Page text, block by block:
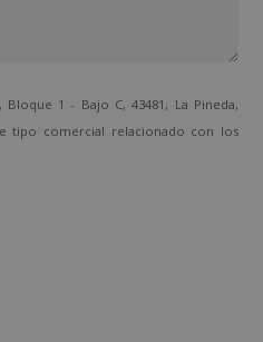
Bloque 1 - Bajo C, 43481, La Pineda,
tipo comercial relacionado con los